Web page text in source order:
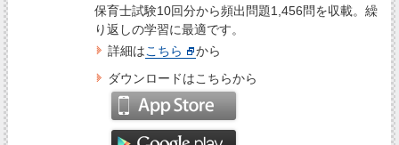
保育士試験10回分から頻出問題1,456問を収載。繰
り返しの学習に最適です。
詳細はこちら
から
ダウンロードはこちらから